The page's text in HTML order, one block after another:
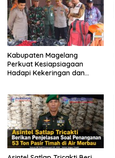
Kabupaten Magelang
Perkuat Kesiapsiagaan
Hadapi Kekeringan dan